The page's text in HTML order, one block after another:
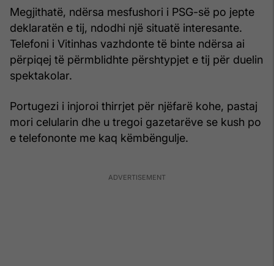
Megjithatë, ndërsa mesfushori i PSG-së po jepte
deklaratën e tij, ndodhi një situatë interesante.
Telefoni i Vitinhas vazhdonte të binte ndërsa ai
përpiqej të përmblidhte përshtypjet e tij për duelin
spektakolar.
Portugezi i injoroi thirrjet për njëfarë kohe, pastaj
mori celularin dhe u tregoi gazetarëve se kush po
e telefononte me kaq këmbëngulje.